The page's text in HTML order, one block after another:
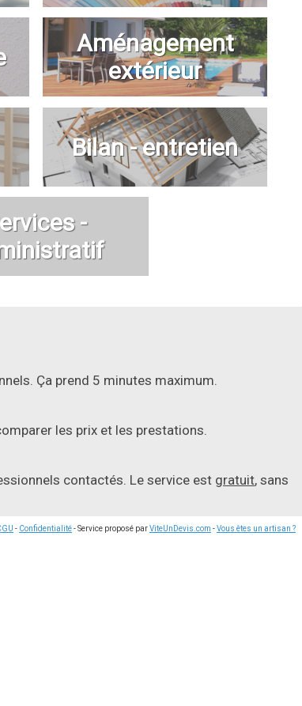
Aménagement
extérieur
Bilan - entretien
-
Ça prend 5 minutes maximum.
les prix et les prestations.
contactés. Le service est gratuit, sans
- Confidentialité- Service proposé parViteUnDevis.com -Vous êtes un artisan ?